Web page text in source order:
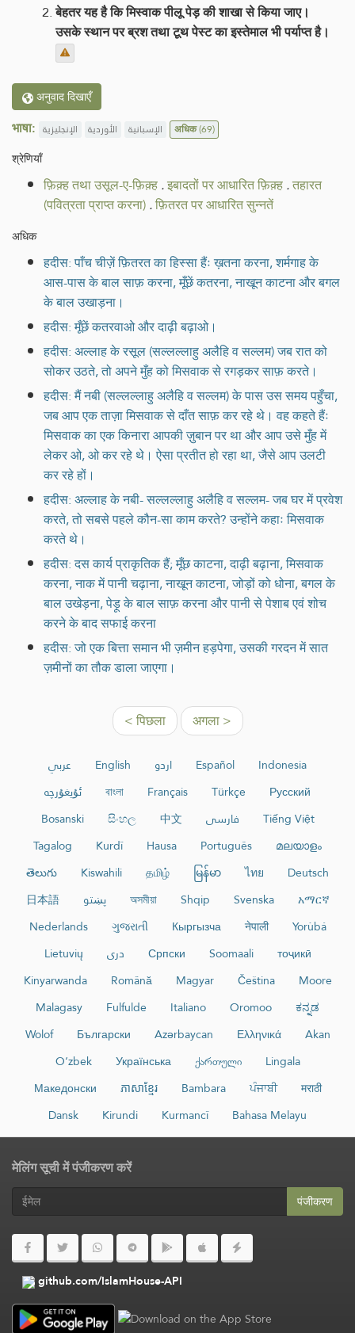
बेहतर यह है कि मिस्वाक पीलू पेड़ की शाखा से किया जाए।
उसके स्थान पर ब्रश तथा टूथ पेस्ट का इस्तेमाल भी पर्याप्त है।
अनुवाद दिखाएँ
भाषा: الإنجليزية الأوردية الإسبانية अधिक(69)
श्रेणियाँ
फ़िक़्ह तथा उसूल-ए-फ़िक़्ह.इबादतों पर आधारित फ़िक़्ह.तहारत
(पवित्रता प्राप्त करना).फ़ितरत पर आधारित सुन्नतें
अधिक
हदीस: पाँच चीज़ें फ़ितरत का हिस्सा हैंः ख़तना करना, शर्मगाह के
आस-पास के बाल साफ़ करना, मूँछें कतरना, नाखून काटना और बगल
के बाल उखाड़ना।
हदीस: मूँछें कतरवाओ और दाढ़ी बढ़ाओ।
हदीस: अल्लाह के रसूल (सल्लल्लाहु अलैहि व सल्लम) जब रात को
सोकर उठते, तो अपने मुँह को मिसवाक से रगड़कर साफ़ करते।
हदीस: मैं नबी (सल्लल्लाहु अलैहि व सल्लम) के पास उस समय पहुँचा,
जब आप एक ताज़ा मिसवाक से दाँत साफ़ कर रहे थे। वह कहते हैंः
मिसवाक का एक किनारा आपकी ज़ुबान पर था और आप उसे मुँह में
लेकर ओ, ओ कर रहे थे। ऐसा प्रतीत हो रहा था, जैसे आप उलटी
कर रहे हों।
हदीस: अल्लाह के नबी- सल्लल्लाहु अलैहि व सल्लम- जब घर में प्रवेश
करते, तो सबसे पहले कौन-सा काम करते? उन्होंने कहाः मिसवाक
करते थे।
हदीस: दस कार्य प्राकृतिक हैं; मूँछ काटना, दाढ़ी बढ़ाना, मिसवाक
करना, नाक में पानी चढ़ाना, नाखून काटना, जोड़ों को धोना, बगल के
बाल उखेड़ना, पेड़ू के बाल साफ़ करना और पानी से पेशाब एवं शोच
करने के बाद सफाई करना
हदीस: जो एक बित्ता समान भी ज़मीन हड़पेगा, उसकी गरदन में सात
ज़मीनों का तौक डाला जाएगा।
< पिछला अगला >
عربي English اردو Español
Indonesia
ئۇيغۇرچە
বাংলা Français Türkçe
Русский
Bosanski
සිංහල 中文 فارسی
Tiếng Việt
Tagalog
Kurdî Hausa Português
മലയാളം
తెలుగు
Kiswahili தமிழ் မြန်မာ ไทย
Deutsch
日本語
پښتو অসমীয়া Shqip Svenska
አማርኛ
Nederlands
ગુજરાતી Кыргызча नेपाली
Yorùbá
Lietuvių
دری Српски Soomaali
тоҷикӣ
Kinyarwanda
Română Magyar Čeština
Moore
Malagasy
Fulfulde Italiano Oromoo
ಕನ್ನಡ
Wolof
Български Azərbaycan Ελληνικά
Akan
O‘zbek
Українська ქართული
Lingala
Македонски
ភាសាខ្មែរ Bambara ਪੰਜਾਬੀ
मराठी
Dansk
Kirundi Kurmancî Bahasa Melayu
मेलिंग सूची में पंजीकरण करें
पंजीकरण
github.com/IslamHouse-API